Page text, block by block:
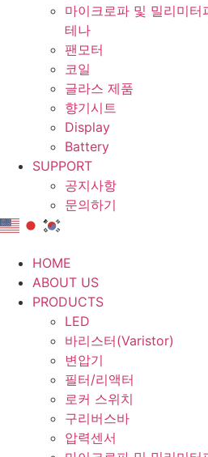
마이크로파 및 밀리미
테나
팬모터
코일
글라스 제품
향기시트
Display
Battery
SUPPORT
공지사항
문의하기
HOME
ABOUT US
PRODUCTS
LED
바리스터(Varistor)
변압기
필터/리액터
로커 스위치
구리버스바
압력센서